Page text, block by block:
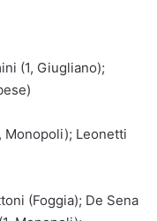
(1, Giugliano);
Monopoli); Leonetti
(Foggia); De Sena